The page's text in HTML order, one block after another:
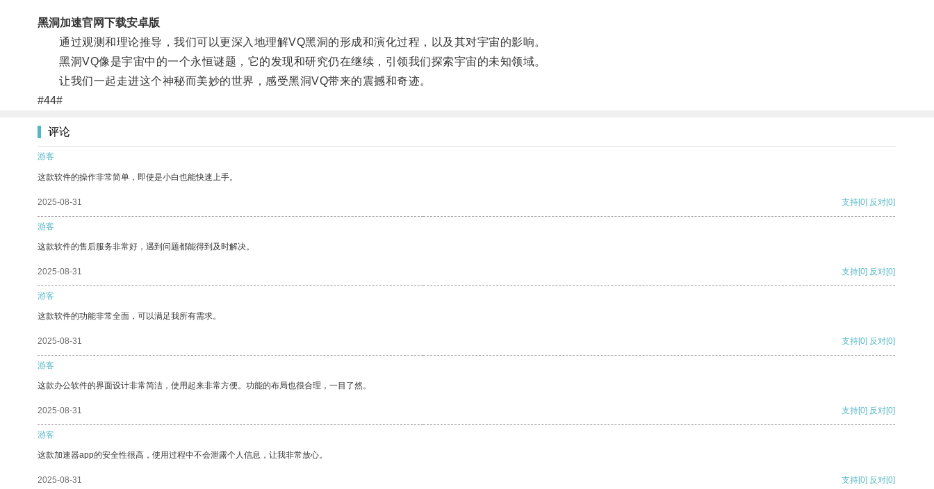
黑洞加速官网下载安卓版
通过观测和理论推导，我们可以更深入地理解VQ黑洞的形成和演化过程，以及其对宇宙的影响。
黑洞VQ像是宇宙中的一个永恒谜题，它的发现和研究仍在继续，引领我们探索宇宙的未知领域。
让我们一起走进这个神秘而美妙的世界，感受黑洞VQ带来的震撼和奇迹。
#44#
评论
游客
这款软件的操作非常简单，即使是小白也能快速上手。
2025-08-31 支持[0] 反对[0]
游客
这款软件的售后服务非常好，遇到问题都能得到及时解决。
2025-08-31 支持[0] 反对[0]
游客
这款软件的功能非常全面，可以满足我所有需求。
2025-08-31 支持[0] 反对[0]
游客
这款办公软件的界面设计非常简洁，使用起来非常方便。功能的布局也很合理，一目了然。
2025-08-31 支持[0] 反对[0]
游客
这款加速器app的安全性很高，使用过程中不会泄露个人信息，让我非常放心。
2025-08-31 支持[0] 反对[0]